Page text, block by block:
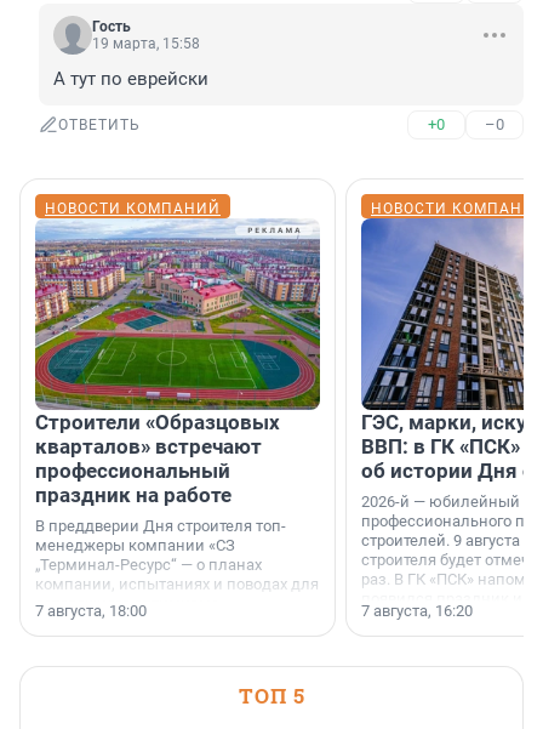
Гость
19 марта, 15:58
А тут по еврейски
ОТВЕТИТЬ +0 –0
НОВОСТИ КОМПАНИЙ
Строители «Образцовых
кварталов» встречают
профессиональный
праздник на работе
В преддверии Дня строителя топ-
менеджеры компании «СЗ
„Терминал-Ресурс“ — о планах
компании, испытаниях и поводах для
осторожного оптимизма.
7 августа, 18:00
НОВОСТИ
ГЭС, марки,
ВВП: в ГК «ПСК»
об истории Дня
2026-й — юбилейный
профессионального
строителей. 9 августа
строителя будет
раз. В ГК «ПСК»
поменялась роль
7 августа, 16:20
ТОП 5